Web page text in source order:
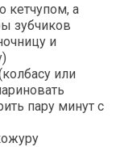
кетчупом, а
зубчиков
и
или
пару минут с